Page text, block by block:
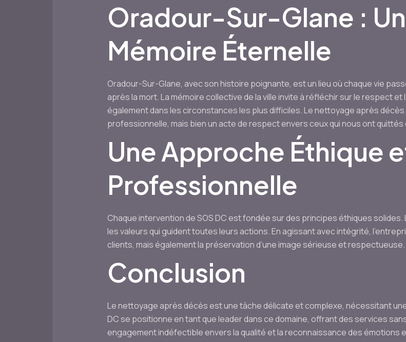
Oradour-Sur-Glane :
Mémoire Éternelle
Oradour-Sur-Glane, avec son histoire poignante, est un lieu où chaque vie
après la mort. La mémoire collective de la ville invite à réfléchir sur le respect et
également dans les circonstances les plus difficiles. Le nettoyage après décès
professionnelle, mais bien un acte de respect envers ceux qui nous ont
Une Approche Éthique
Professionnelle
Chaque intervention de SOS DC est fondée sur des principes éthiques
les valeurs qui guident toutes leurs actions. En agissant avec intégrité,
clients, mais également la préservation d’une image sérieuse et respectueuse.
Conclusion
Le nettoyage après décès est une tâche délicate et complexe, nécessitant
DC se positionne en tant que leader dans ce domaine, offrant des services
engagement indéfectible envers la qualité et la reconnaissance des émotions